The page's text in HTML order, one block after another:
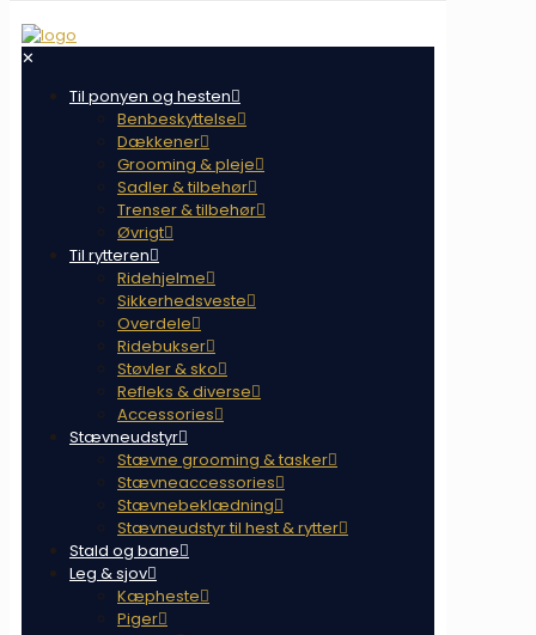
✕
Til ponyen og hesten
Benbeskyttelse
Dækkener
Grooming & pleje
Sadler & tilbehør
Trenser & tilbehør
Øvrigt
Til rytteren
Ridehjelme
Sikkerhedsveste
Overdele
Ridebukser
Støvler & sko
Refleks & diverse
Accessories
Stævneudstyr
Stævne grooming & tasker
Stævneaccessories
Stævnebeklædning
Stævneudstyr til hest & rytter
Stald og bane
Leg & sjov
Kæpheste
Piger